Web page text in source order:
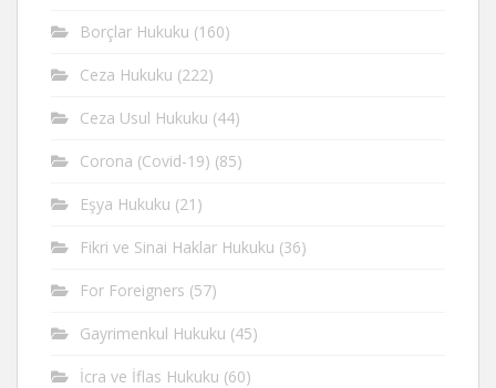
Borçlar Hukuku (160)
Ceza Hukuku (222)
Ceza Usul Hukuku (44)
Corona (Covid-19) (85)
Eşya Hukuku (21)
Fikri ve Sinai Haklar Hukuku (36)
For Foreigners (57)
Gayrimenkul Hukuku (45)
İcra ve İflas Hukuku (60)